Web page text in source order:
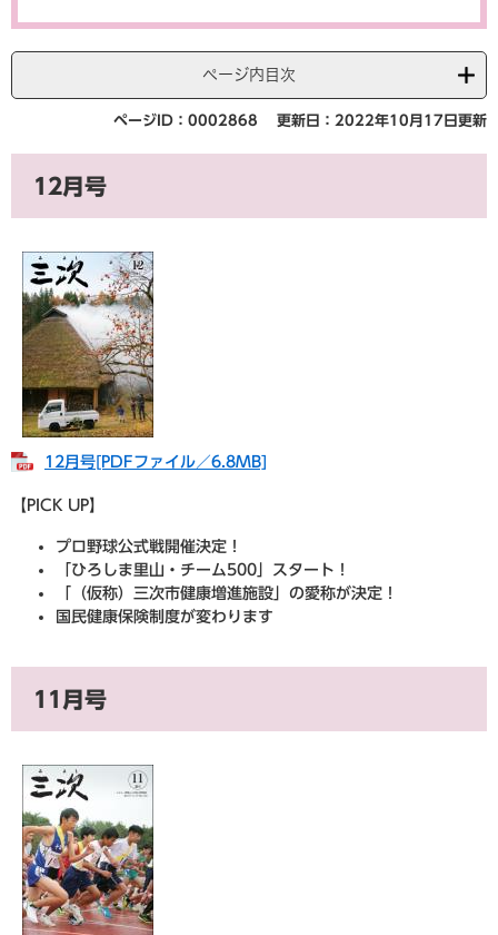
ページ内目次
ページID：0002868 更新日：2022年10月17日更新
12月号
12月号[PDFファイル／6.8MB]
【PICK UP】
プロ野球公式戦開催決定！
「ひろしま里山・チーム500」スタート！
「（仮称）三次市健康増進施設」の愛称が決定！
国民健康保険制度が変わります
11月号